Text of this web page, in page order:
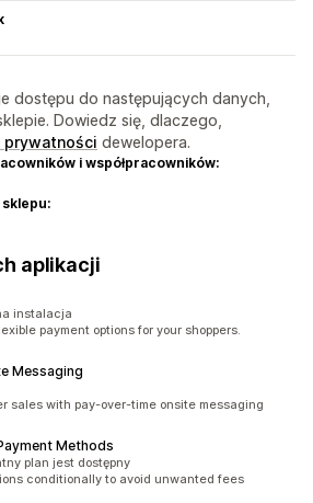
dostępu do następujących danych,
Dowiedz się, dlaczego,
dewelopera.
i współpracowników:
aplikacji
4
instalacja
payment options for your shoppers.
Messaging
50
sales with pay-over-time onsite messaging
Methods
92
plan jest dostępny
conditionally to avoid unwanted fees